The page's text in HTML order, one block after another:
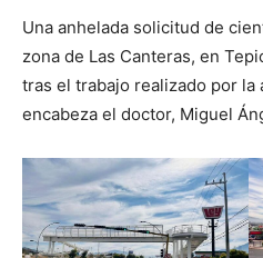
Una anhelada solicitud de
zona de Las Canteras, en
tras el trabajo realizado por
encabeza el doctor, Miguel